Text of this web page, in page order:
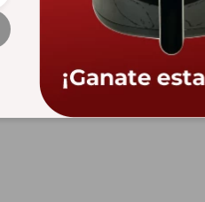
Cambios y devoluciones
Botón de arrepentimiento